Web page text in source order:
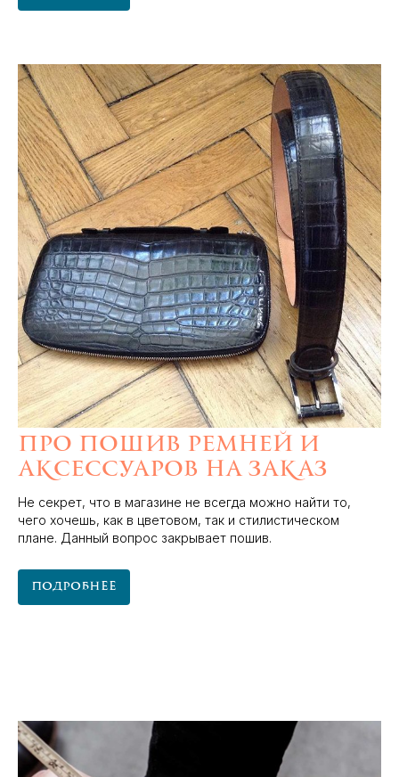
Про пошив ремней и
аксессуаров на заказ
Не секрет, что в магазине не всегда можно найти то,
чего хочешь, как в цветовом, так и стилистическом
плане. Данный вопрос закрывает пошив.
Подробнее